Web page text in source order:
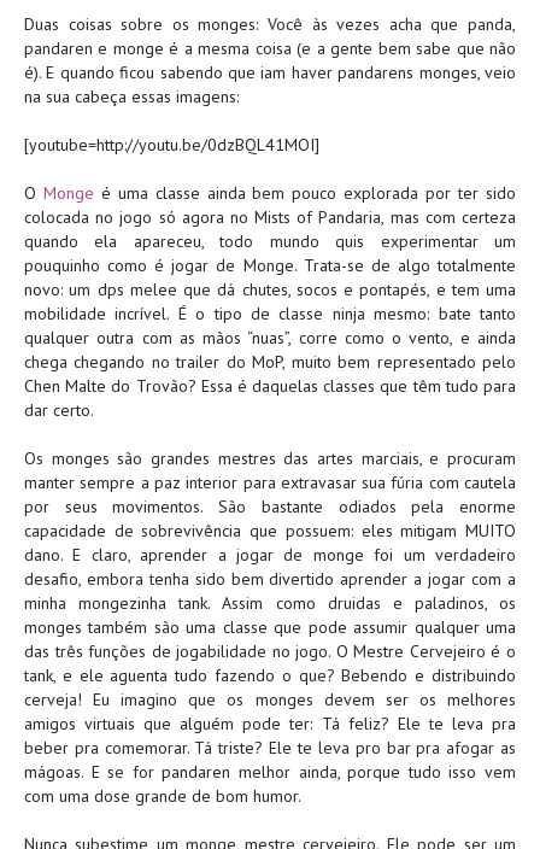
Duas coisas sobre os monges: Você às vezes acha que panda,
pandaren e monge é a mesma coisa (e a gente bem sabe que não
é). E quando ficou sabendo que iam haver pandarens monges, veio
na sua cabeça essas imagens:
[youtube=http://youtu.be/0dzBQL41MOI]
O Monge é uma classe ainda bem pouco explorada por ter sido
colocada no jogo só agora no Mists of Pandaria, mas com certeza
quando ela apareceu, todo mundo quis experimentar um
pouquinho como é jogar de Monge. Trata-se de algo totalmente
novo: um dps melee que dá chutes, socos e pontapés, e tem uma
mobilidade incrível. É o tipo de classe ninja mesmo: bate tanto
qualquer outra com as mãos “nuas”, corre como o vento, e ainda
chega chegando no trailer do MoP, muito bem representado pelo
Chen Malte do Trovão? Essa é daquelas classes que têm tudo para
dar certo.
Os monges são grandes mestres das artes marciais, e procuram
manter sempre a paz interior para extravasar sua fúria com cautela
por seus movimentos. São bastante odiados pela enorme
capacidade de sobrevivência que possuem: eles mitigam MUITO
dano. E claro, aprender a jogar de monge foi um verdadeiro
desafio, embora tenha sido bem divertido aprender a jogar com a
minha mongezinha tank. Assim como druidas e paladinos, os
monges também são uma classe que pode assumir qualquer uma
das três funções de jogabilidade no jogo. O Mestre Cervejeiro é o
tank, e ele aguenta tudo fazendo o que? Bebendo e distribuindo
cerveja! Eu imagino que os monges devem ser os melhores
amigos virtuais que alguém pode ter: Tá feliz? Ele te leva pra
beber pra comemorar. Tá triste? Ele te leva pro bar pra afogar as
mágoas. E se for pandaren melhor ainda, porque tudo isso vem
com uma dose grande de bom humor.
Nunca subestime um monge mestre cervejeiro. Ele pode ser um